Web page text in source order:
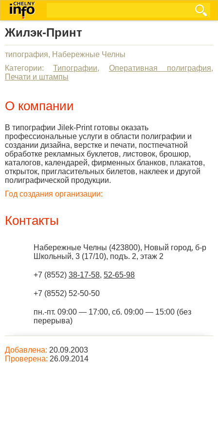
Жилэк-Принт
типография, Набережные Челны
Категории:Типографии, Оперативная полиграфия,
Печати и штампы
О компании
В типографии Jilek-Print готовы оказать
профессиональные услуги в области полиграфии и
создании дизайна, верстке и печати, постпечатной
обработке рекламных буклетов, листовок, брошюр,
каталогов, календарей, фирменных бланков, плакатов,
открыток, пригласительных билетов, наклеек и другой
полиграфической продукции.
Год создания организации:
Контакты
Набережные Челны (423800), Новый город, б-р
Школьный, 3 (17/10), подъ. 2, этаж 2
+7 (8552) 38-17-58, 52-65-98
+7 (8552) 52-50-50
пн.-пт. 09:00 — 17:00, сб. 09:00 — 15:00 (без
перерыва)
Добавлена: 20.09.2003
Проверена: 26.09.2014